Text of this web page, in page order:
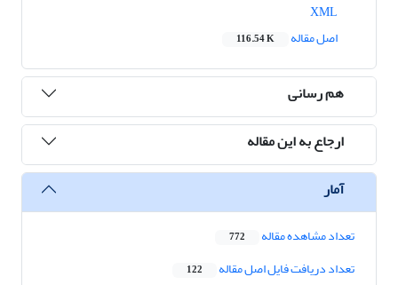
اصل مقاله
116.54 K
هم رسانی
ارجاع به این مقاله
آمار
تعداد مشاهده مقاله 772
تعداد دریافت فایل اصل مقاله 122